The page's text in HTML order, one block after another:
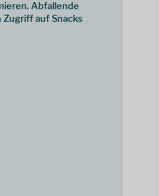
Abfallende
auf Snacks